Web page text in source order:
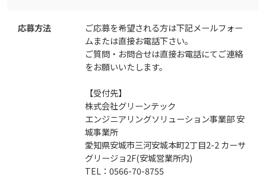
応募方法
ご応募を希望される方は下記メールフォー
ムまたは直接お電話下さい。
ご質問・お問合せは直接お電話にてご連絡
をお願いいたします。
【受付先】
株式会社グリーンテック
エンジニアリングソリューション事業部 安
城事業所
愛知県安城市三河安城本町2丁目2-2 カーサ
グリージョ2F(安城営業所内)
TEL：0566-70-8755